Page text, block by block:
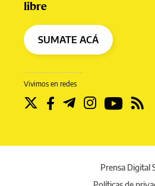
Vivimos en redes
libre
SUMATE ACÁ
Prensa Digital